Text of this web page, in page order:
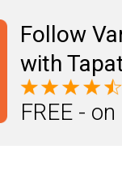
Follow
with
FREE -